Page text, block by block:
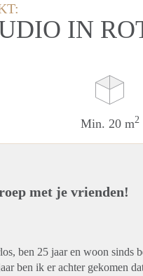
IN
Min. 20 m2
met je vrienden!
ben 25 jaar en woon sinds
ben ik er achter gekomen